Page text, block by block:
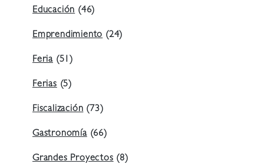
Educación (46)
Emprendimiento (24)
Feria (51)
Ferias (5)
Fiscalización (73)
Gastronomía(66)
Grandes Proyectos (8)